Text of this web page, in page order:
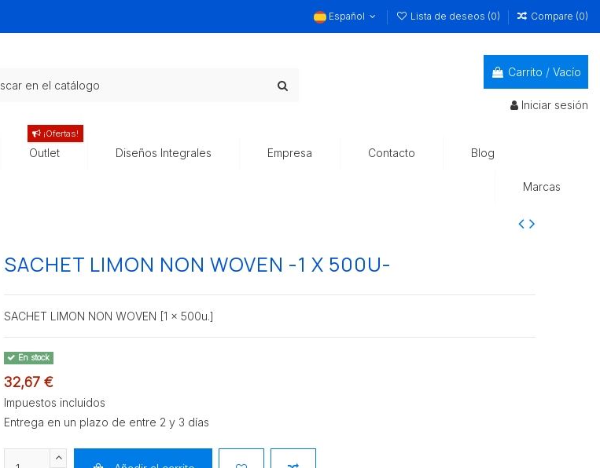
Español Lista de deseos (0) Compare (0)
Carrito / Vacío
Iniciar sesión
Outlet
¡Ofertas!
Diseños Integrales Empresa Contacto Blog
Marcas
SACHET LIMON NON WOVEN -1 X 500U-
SACHET LIMON NON WOVEN [1 x 500u.]
En stock
32,67 €
Impuestos incluidos
Entrega en un plazo de entre 2 y 3 días